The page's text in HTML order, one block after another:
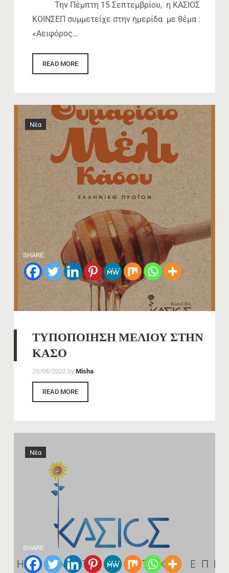
Την Πέμπτη 15 Σεπτεμβρίου, η ΚΑΣΙΟΣ
ΚΟΙΝΣΕΠ συμμετείχε στην ημερίδα με θέμα :
«Αειφόρος…
READ MORE
Νέα
SHARE:
ΤΥΠΟΠΟΙΗΣΗ ΜΕΛΙΟΥ ΣΤΗΝ
ΚΑΣΟ
29/08/2022 by Misha
READ MORE
Νέα
SHARE: